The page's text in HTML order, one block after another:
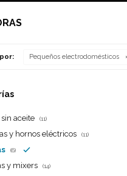
Pequeños electrodomésticos
aceite (11)
y hornos eléctricos (11)
(6)
y mixers (14)